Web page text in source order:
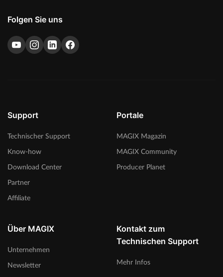
Folgen Sie uns
Support
Technischer Support
Know-how
Download Center
Partner
Affiliate
Portale
MAGIX Magazin
MAGIX Community
Producer Planet
Über MAGIX
Unternehmen
Newsletter
Kontakt zum
Technischen Support
Mehr Infos